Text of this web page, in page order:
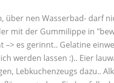
über nen Wasserbad- darf
mit der Gummilippe in
–> es gerinnt.. Gelatine
werden lassen :).. Eier
Lebkuchenzeugs dazu..